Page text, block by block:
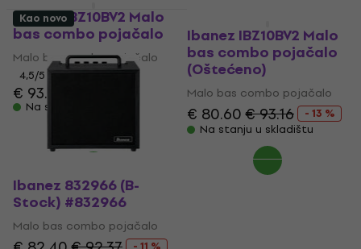
Ibanez IBZ10BV2 Malo
bas combo pojačalo
Malo bas combo pojačalo
4,5/5
€ 93.30
Na stanju u skladištu
Ibanez IBZ10BV2 Malo
bas combo pojačalo
(Oštećeno)
Malo bas combo pojačalo
€ 80.60€ 93.16
- 13 %
Na stanju u skladištu
Kao novo
Ibanez 832966 (B-
Stock) #832966
Malo bas combo pojačalo